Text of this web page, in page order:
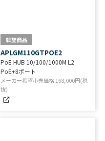
斡旋商品
APLGM110GTPOE2
PoE HUB 10/100/1000M L2
PoE+8ポート
メーカー希望小売価格168,000円(税
抜)